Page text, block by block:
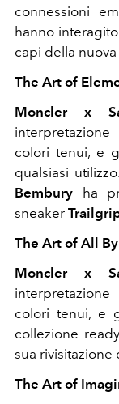
connessioni
hanno
capi della
The Art of
Moncler x
colori tenui, e
qualsiasi
Bembury ha
sneaker
The Art of All
Moncler x
colori tenui, e
collezione
sua rivisitazione
The Art of